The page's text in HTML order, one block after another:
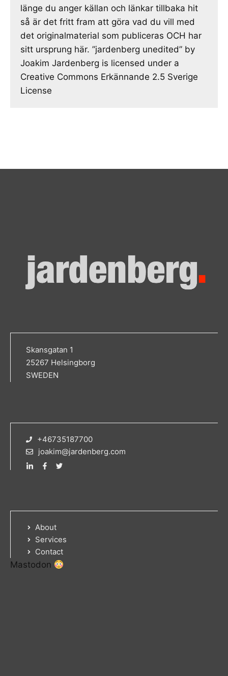
länge du anger källan och länkar tillbaka hit
så är det fritt fram att göra vad du vill med
det originalmaterial som publiceras OCH har
sitt ursprung här. ”jardenberg unedited” by
Joakim Jardenberg is licensed under a
Creative Commons Erkännande 2.5 Sverige
License
Skansgatan 1
25267 Helsingborg
SWEDEN
+46735187700
joakim@jardenberg.com
About
Services
Contact
Mastodon